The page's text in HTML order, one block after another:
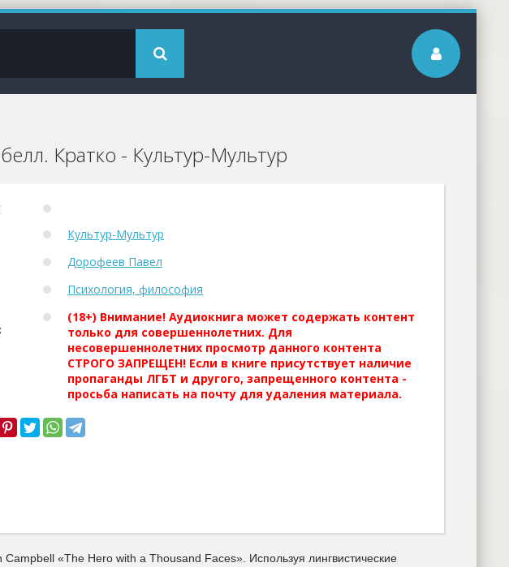
Кратко - Культур-Мультур
Культур-Мультур
Дорофеев Павел
Психология, философия
(18+) Внимание! Аудиокнига может содержать контент
только для совершеннолетних. Для
несовершеннолетних просмотр данного контента
СТРОГО ЗАПРЕЩЕН! Если в книге присутствует наличие
пропаганды ЛГБТ и другого, запрещенного контента -
просьба написать на почту для удаления материала.
«The Hero with a Thousand Faces». Используя лингвистические